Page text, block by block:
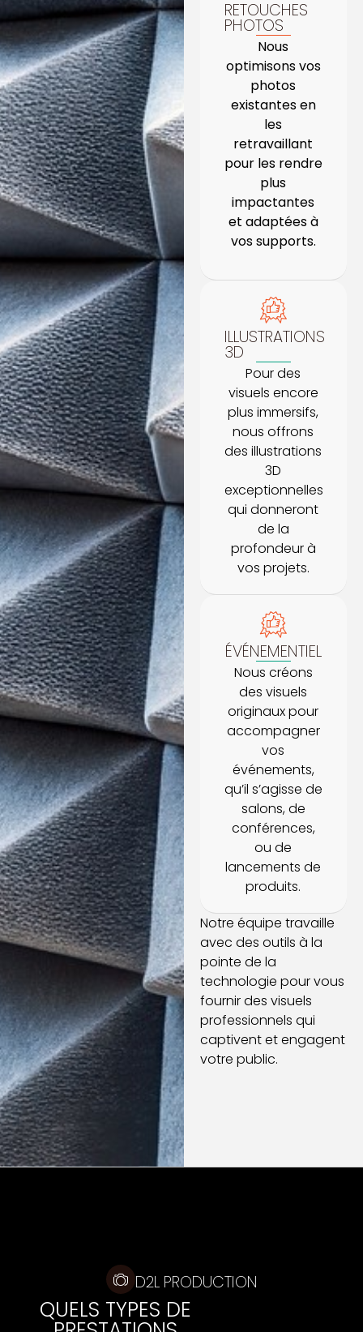
RETOUCHES
PHOTOS
Nous
optimisons vos
photos
existantes en
les
retravaillant
pour les rendre
plus
impactantes
et adaptées à
vos supports.
ILLUSTRATIONS
3D
Pour des
visuels encore
plus immersifs,
nous offrons
des illustrations
3D
exceptionnelles
qui donneront
de la
profondeur à
vos projets.
ÉVÉNEMENTIEL
Nous créons
des visuels
originaux pour
accompagner
vos
événements,
qu’il s’agisse de
salons, de
conférences,
ou de
lancements de
produits.
Notre équipe travaille
avec des outils à la
pointe de la
technologie pour vous
fournir des visuels
professionnels qui
captivent et engagent
votre public.
D2L PRODUCTION
QUELS TYPES DE